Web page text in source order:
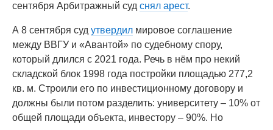
сентября Арбитражный суд снял арест.
А 8 сентября суд утвердил мировое соглашение
между ВВГУ и «Авантой» по судебному спору,
который длился с 2021 года. Речь в нём про некий
складской блок 1998 года постройки площадью 277,2
кв. м. Строили его по инвестиционному договору и
должны были потом разделить: университету – 10% от
общей площади объекта, инвестору – 90%. Но